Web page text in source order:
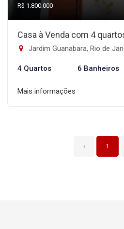
R$ 1.800.000
Casa à Venda com 4
Jardim Guanabara, Rio de
4 Quartos 6 Banheiros
Mais informações
‹ 1